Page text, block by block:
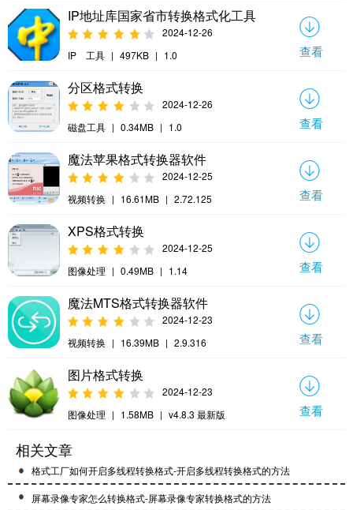
IP地址库国家省市转换格式化工具
2024-12-26
IP 工具 | 497KB | 1.0 查看
分区格式转换
2024-12-26
磁盘工具 | 0.34MB | 1.0 查看
魔法苹果格式转换器软件
2024-12-25
视频转换 | 16.61MB | 2.72.125 查看
XPS格式转换
2024-12-25
图像处理 | 0.49MB | 1.14 查看
魔法MTS格式转换器软件
2024-12-23
视频转换 | 16.39MB | 2.9.316 查看
图片格式转换
2024-12-23
图像处理 | 1.58MB | v4.8.3 最新版 查看
相关文章
格式工厂如何开启多线程转换格式-开启多线程转换格式的方法
屏幕录像专家怎么转换格式-屏幕录像专家转换格式的方法